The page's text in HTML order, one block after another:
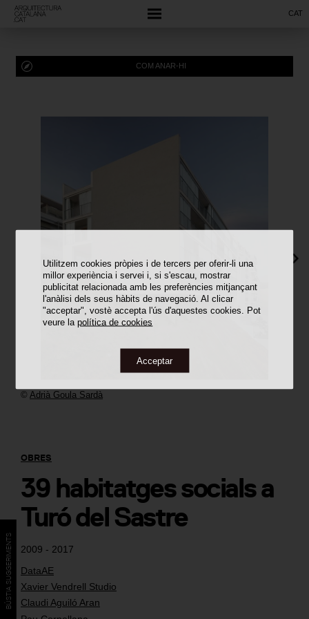
Utilitzem cookies pròpies i de tercers per oferir-li una
millor experiència i servei i, si s'escau, mostrar
publicitat relacionada amb les preferències mitjançant
l'anàlisi dels seus hàbits de navegació. Al clicar
"acceptar", vostè accepta l'ús d'aquestes cookies. Pot
veure lapolítica de cookies
Acceptar
CAT
2009 - 2017
DataAE
Xavier Vendrell Studio
Claudi Aguiló Aran
OBRES
39 habitatges socials a
Turó del Sastre
COM ANAR-HI
© Adrià Goula Sardà
BÚSTIA SUGGERIMENTS